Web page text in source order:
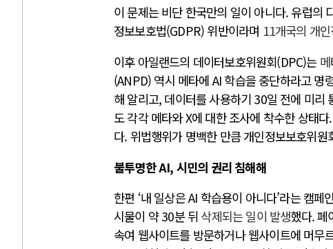
이 문제는 비단 한국만의 일이 아니다. 유럽의
정보보호법(GDPR) 위반이라며 11개국의 개
이후 아일랜드의 데이터보호위원회(DPC)는
(ANPD) 역시 메타에 AI 학습을 중단하라고 명
해 알리고, 데이터를 사용하기 30일 전에 미리
도 각각 메타와 X에 대한 조사에 착수한 상태
다. 위법행위가 명백한 만큼 개인정보보호위
불투명한 AI, 시민의 권리 침해해
한편 ‘내 일상은 AI 학습용이 아니다’라는 캠
시물이 약 30분 뒤 삭제되는 일이 발생했다. 페
속여 웹사이트를 방문하거나 웹사이트에 머무